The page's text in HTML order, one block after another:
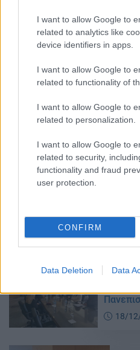
I want to allow Google to
related to analytics like
device identifiers in apps.
I want to allow Google to
related to functionality of
I want to allow Google to
related to personalization.
I want to allow Google to
related to security,
functionality and fraud
user protection.
CONFIRM
Data Deletion Data
16/
11/01/
18/